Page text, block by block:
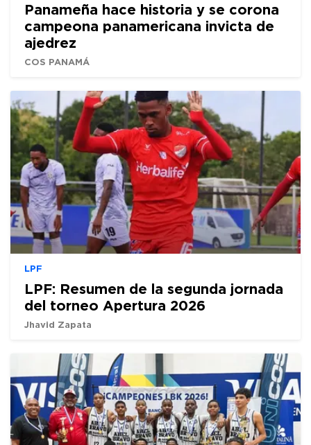
Panameña hace historia y se corona
campeona panamericana invicta de
ajedrez
COS PANAMÁ
LPF
LPF: Resumen de la segunda jornada
del torneo Apertura 2026
Jhavid Zapata